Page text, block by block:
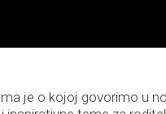
je o kojoj govorimo u